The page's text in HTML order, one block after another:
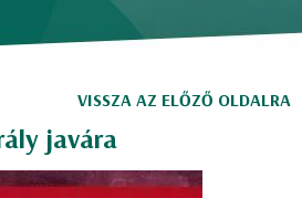
VISSZA AZ ELŐZŐ OLDALRA
javára